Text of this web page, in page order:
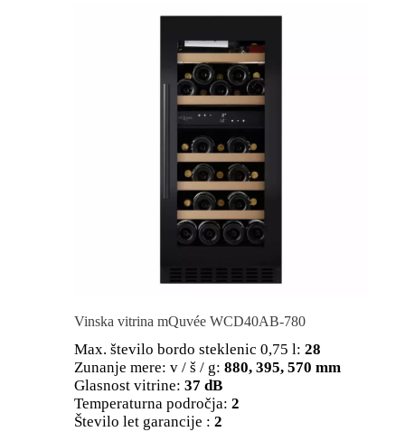
Vinska vitrina mQuvée WCD40AB-780
Max. število bordo steklenic 0,75 l: 28
Zunanje mere: v / š / g: 880, 395, 570 mm
Glasnost vitrine: 37 dB
Temperaturna področja: 2
Število let garancije : 2